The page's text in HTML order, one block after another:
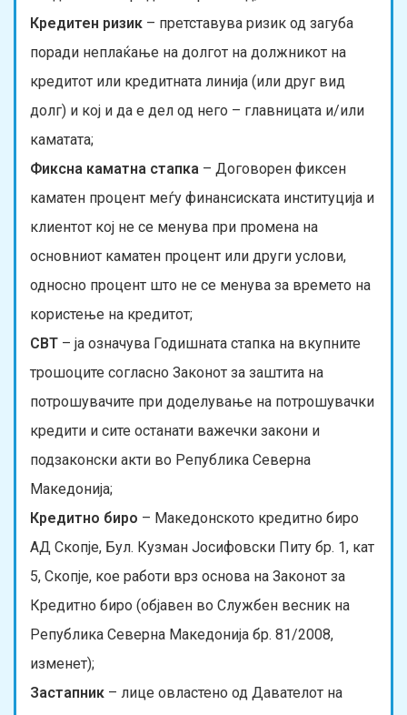
Кредитен ризик – претставува ризик од загуба
поради неплаќање на долгот на должникот на
кредитот или кредитната линија (или друг вид
долг) и кој и да е дел од него – главницата и/или
каматата;
Фиксна каматна стапка – Договорен фиксен
каматен процент меѓу финансиската институција и
клиентот кој не се менува при промена на
основниот каматен процент или други услови,
односно процент што не се менува за времето на
користење на кредитот;
СВТ – ја означува Годишната стапка на вкупните
трошоците согласно Законот за заштита на
потрошувачите при доделување на потрошувачки
кредити и сите останати важечки закони и
подзаконски акти во Република Северна
Македонија;
Кредитно биро – Македонското кредитно биро
АД Скопје, Бул. Кузман Јосифовски Питу бр. 1, кат
5, Скопје, кое работи врз основа на Законот за
Кредитно биро (објавен во Службен весник на
Република Северна Македонија бр. 81/2008,
изменет);
Застапник – лице овластено од Давателот на